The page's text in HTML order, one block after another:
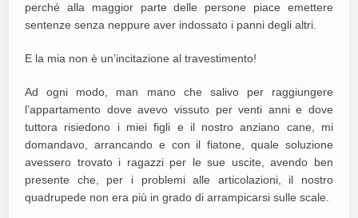
perché alla maggior parte delle persone piace emettere
sentenze senza neppure aver indossato i panni degli altri.
E la mia non è un’incitazione al travestimento!
Ad ogni modo, man mano che salivo per raggiungere
l’appartamento dove avevo vissuto per venti anni e dove
tuttora risiedono i miei figli e il nostro anziano cane, mi
domandavo, arrancando e con il fiatone, quale soluzione
avessero trovato i ragazzi per le sue uscite, avendo ben
presente che, per i problemi alle articolazioni, il nostro
quadrupede non era più in grado di arrampicarsi sulle scale.